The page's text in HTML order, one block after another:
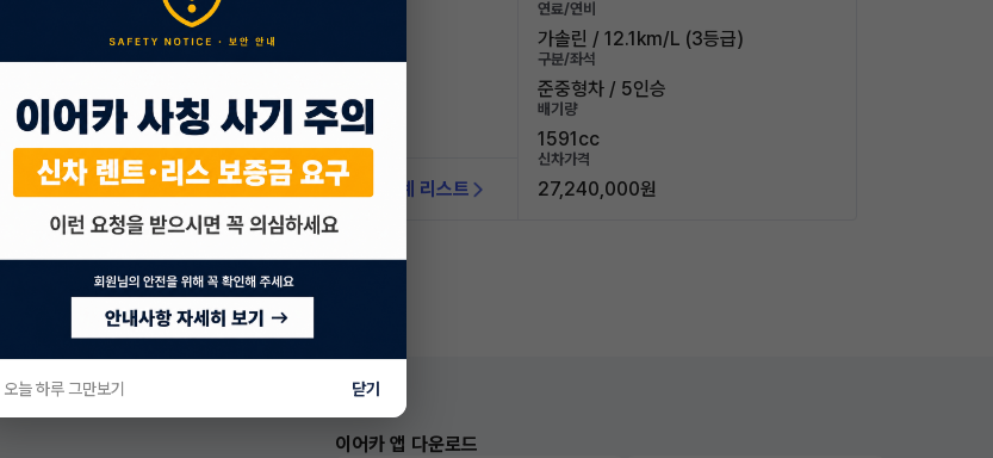
등급)
연료/연비
가솔린 / 12.1km/L (3등급)
구분/좌석
준중형차 / 5인승
배기량
1591cc
신차가격
27,240,000원
신차 문의하기 승계 리스트
이어카 앱 다운로드
오늘 하루 그만보기 닫기